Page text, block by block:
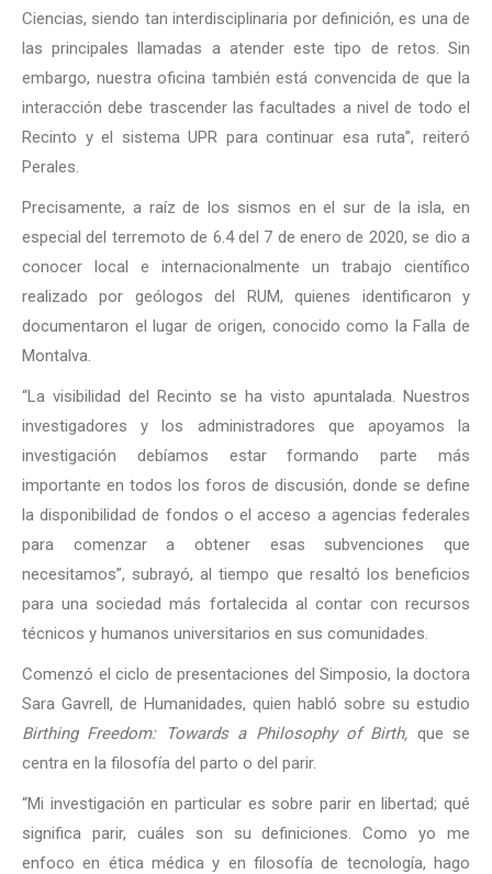
Ciencias, siendo tan interdisciplinaria por definición, es una de
las principales llamadas a atender este tipo de retos. Sin
embargo, nuestra oficina también está convencida de que la
interacción debe trascender las facultades a nivel de todo el
Recinto y el sistema UPR para continuar esa ruta”, reiteró
Perales.
Precisamente, a raíz de los sismos en el sur de la isla, en
especial del terremoto de 6.4 del 7 de enero de 2020, se dio a
conocer local e internacionalmente un trabajo científico
realizado por geólogos del RUM, quienes identificaron y
documentaron el lugar de origen, conocido como la Falla de
Montalva.
“La visibilidad del Recinto se ha visto apuntalada. Nuestros
investigadores y los administradores que apoyamos la
investigación debíamos estar formando parte más
importante en todos los foros de discusión, donde se define
la disponibilidad de fondos o el acceso a agencias federales
para comenzar a obtener esas subvenciones que
necesitamos”, subrayó, al tiempo que resaltó los beneficios
para una sociedad más fortalecida al contar con recursos
técnicos y humanos universitarios en sus comunidades.
Comenzó el ciclo de presentaciones del Simposio, la doctora
Sara Gavrell, de Humanidades, quien habló sobre su estudio
Birthing Freedom: Towards a Philosophy of Birth, que se
centra en la filosofía del parto o del parir.
“Mi investigación en particular es sobre parir en libertad; qué
significa parir, cuáles son su definiciones. Como yo me
enfoco en ética médica y en filosofía de tecnología, hago